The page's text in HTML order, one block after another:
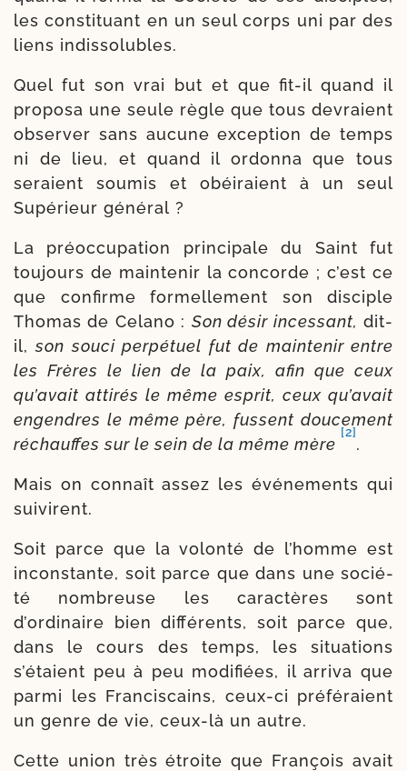
les consti­tuant en un seul corps uni par des
liens indissolubles.
Quel fut son vrai but et que fit-​il quand il
pro­po­sa une seule règle que tous devraient
obser­ver sans aucune excep­tion de temps
ni de lieu, et quand il ordon­na que tous
seraient sou­mis et obéi­raient à un seul
Supérieur général ?
La pré­oc­cu­pa­tion prin­ci­pale du Saint fut
tou­jours de main­te­nir la concorde ; c’est ce
que confirme for­mel­le­ment son dis­ciple
Thomas de Celano : Son désir inces­sant, dit-​
il,son sou­ci per­pé­tuel fut de main­tenir entre
les Frères le lien de la paix, afin que ceux
qu’avait atti­rés le même esprit, ceux qu’avait
engendres le même père, fussent dou­ce­ment
réchauffes sur le sein de la même mère
[2]
.
Mais on connaît assez les évé­ne­ments qui
suivirent.
Soit parce que la volon­té de l’homme est
incons­tante, soit parce que dans une socié­
té nom­breuse les carac­tères sont
d’ordinaire bien dif­fé­rents, soit parce que,
dans le cours des temps, les situa­tions
s’étaient peu à peu modi­fiées, il arri­va que
par­mi les Franciscains, ceux-​ci pré­fé­raient
un genre de vie, ceux-​là un autre.
Cette union très étroite que François avait